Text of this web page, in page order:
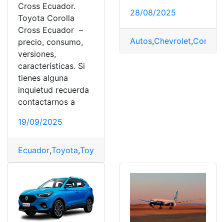
Cross Ecuador.
Toyota Corolla
Cross Ecuador –
precio, consumo,
versiones,
características. Si
tienes alguna
inquietud recuerda
contactarnos a
19/09/2025
Ecuador,Toyota,Toyota Corolla Cross
28/08/2025
Autos,Chevrolet,